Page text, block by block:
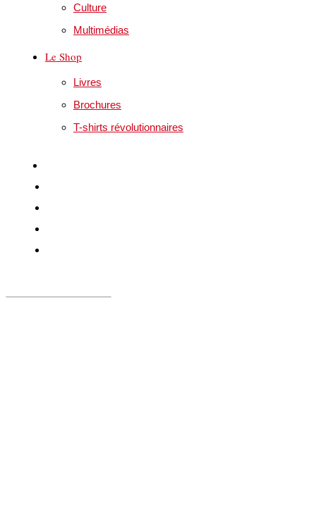
Culture
Multimédias
Le Shop
Livres
Brochures
T-shirts révolutionnaires